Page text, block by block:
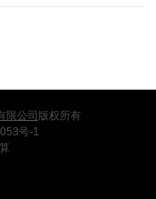
限公司 版权所有
号-1